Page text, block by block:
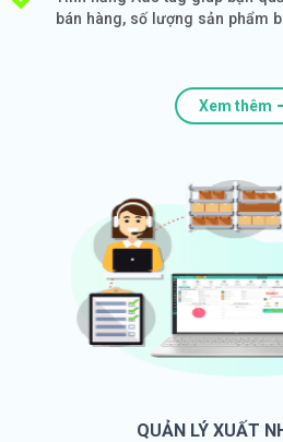
bán hàng, số lượng sản phẩm
Xem thêm
QUẢN LÝ XUẤT